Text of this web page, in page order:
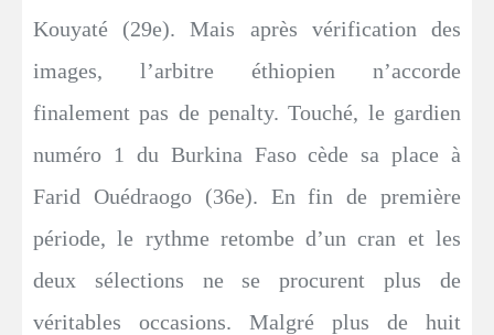
Kouyaté (29e). Mais après vérification des
images, l’arbitre éthiopien n’accorde
finalement pas de penalty. Touché, le gardien
numéro 1 du Burkina Faso cède sa place à
Farid Ouédraogo (36e). En fin de première
période, le rythme retombe d’un cran et les
deux sélections ne se procurent plus de
véritables occasions. Malgré plus de huit